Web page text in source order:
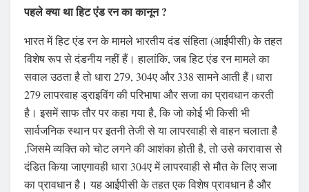
पहले क्या था हिट एंड रन का कानून ?
भारत में हिट एंड रन के मामले भारतीय दंड संहिता (आईपीसी) के तहत
विशेष रूप से दंडनीय नहीं हैं। हालांकि, जब हिट एंड रन मामले का
सवाल उठता है तो धारा 279, 304ए और 338 सामने आती हैं।धारा
279 लापरवाह ड्राइविंग की परिभाषा और सजा का प्रावधान करती
है। इसमें साफ तौर पर कहा गया है, कि जो कोई भी किसी भी
सार्वजनिक स्थान पर इतनी तेजी से या लापरवाही से वाहन चलाता है
,जिसमे व्यक्ति को चोट लगने की आशंका होती है, तो उसे कारावास से
दंडित किया जाएगावही धारा 304ए में लापरवाही से मौत के लिए सजा
का प्रावधान है। यह आईपीसी के तहत एक विशेष प्रावधान है और